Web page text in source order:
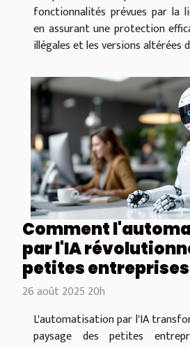
fonctionnalités prévues par la
en assurant une protection
illégales et les versions altérées
Comment
par l'IA
petites entreprises
26 août 2025 20h
L'automatisation par l'IA
paysage des petites